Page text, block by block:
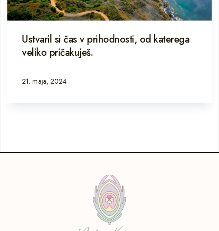
Ustvaril si čas v prihodnosti, od katerega
veliko pričakuješ.
21. maja, 2024